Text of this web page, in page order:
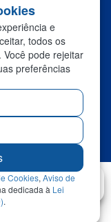
- Todos os
e
todos os
pode rejeitar
preferências
Cookies, Aviso de
dedicada à Lei
.